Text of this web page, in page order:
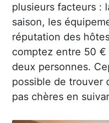
plusieurs facteurs :
saison, les
réputation des
comptez entre 50
deux personnes.
possible de trouver
pas chères en